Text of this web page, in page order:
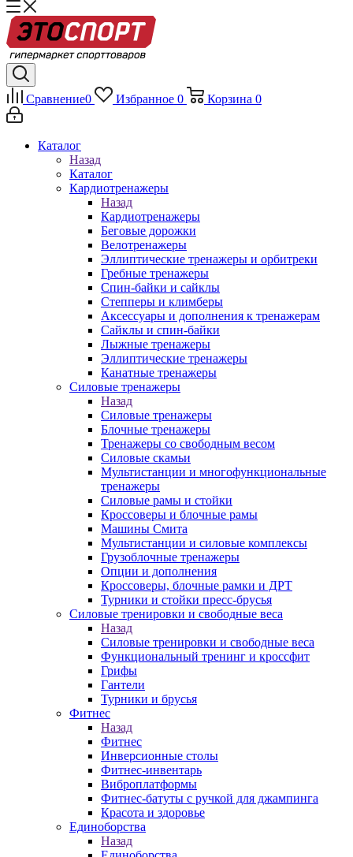
Сравнение0 Избранное 0 Корзина 0
Каталог
Назад
Каталог
Кардиотренажеры
Назад
Кардиотренажеры
Беговые дорожки
Велотренажеры
Эллиптические тренажеры и орбитреки
Гребные тренажеры
Спин-байки и сайклы
Степперы и климберы
Аксессуары и дополнения к тренажерам
Сайклы и спин-байки
Лыжные тренажеры
Эллиптические тренажеры
Канатные тренажеры
Силовые тренажеры
Назад
Силовые тренажеры
Блочные тренажеры
Тренажеры со свободным весом
Силовые скамьи
Мультистанции и многофункциональные
тренажеры
Силовые рамы и стойки
Кроссоверы и блочные рамы
Машины Смита
Мультистанции и силовые комплексы
Грузоблочные тренажеры
Опции и дополнения
Кроссоверы, блочные рамки и ДРТ
Турники и стойки пресс-брусья
Силовые тренировки и свободные веса
Назад
Силовые тренировки и свободные веса
Функциональный тренинг и кроссфит
Грифы
Гантели
Турники и брусья
Фитнес
Назад
Фитнес
Инверсионные столы
Фитнес-инвентарь
Виброплатформы
Фитнес-батуты с ручкой для джампинга
Красота и здоровье
Единоборства
Назад